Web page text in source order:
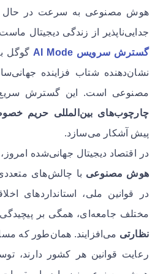
هوش مصنوعی به سرعت در حال
جدایی‌ناپذیر از زندگی دیجیتال
گسترش سرویس AI Mode
نشان‌دهنده شتاب فزاینده
مصنوعی است. این گسترش سریع،
چارچوب‌های بین‌المللی حریم
پیش آشکار می‌سازد.
در اقتصاد دیجیتال جهانی‌شده امروز،
هوش مصنوعی با چالش‌های
در قوانین ملی، استانداردهای
مختلف جامعه‌ای، همگی بر
نظارتی می‌افزایند. همان‌طور که
رعایت قوانین هر کشور دارند،